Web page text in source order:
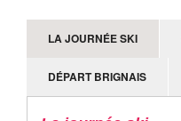
LA JOURNÉE SKI
DÉPART BRIGNAIS